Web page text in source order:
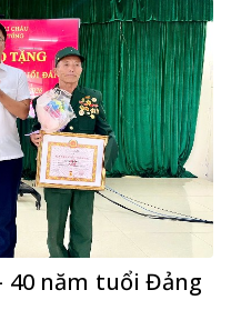
40 năm tuổi Đảng